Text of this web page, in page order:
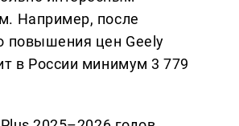
Например, после
повышения цен Geely
в России минимум 3 779